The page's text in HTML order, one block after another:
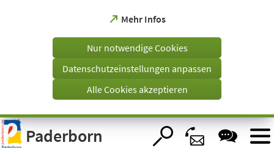
Visuelle
Assistenzsoftware
öffnen.
Mehr Infos
(Öffnet
einem
Tab)
Nur notwendige Cookies
Datenschutzeinstellungen anpassen
Alle Cookies akzeptieren
Paderborn